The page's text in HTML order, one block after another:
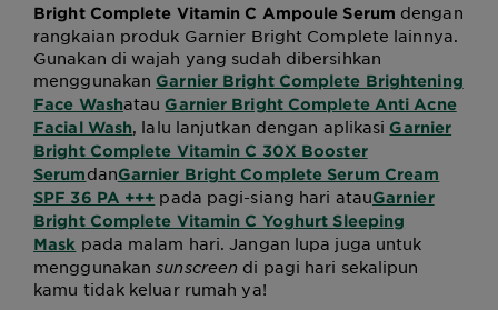
Bright Complete Vitamin C Ampoule Serum dengan
rangkaian produk Garnier Bright Complete lainnya.
Gunakan di wajah yang sudah dibersihkan
menggunakan Garnier Bright Complete Brightening
Face Washatau Garnier Bright Complete Anti Acne
Facial Wash, lalu lanjutkan dengan aplikasi Garnier
Bright Complete Vitamin C 30X Booster
SerumdanGarnier Bright Complete Serum Cream
SPF 36 PA +++ pada pagi-siang hari atauGarnier
Bright Complete Vitamin C Yoghurt Sleeping
Mask pada malam hari. Jangan lupa juga untuk
menggunakansunscreen di pagi hari sekalipun
kamu tidak keluar rumah ya!